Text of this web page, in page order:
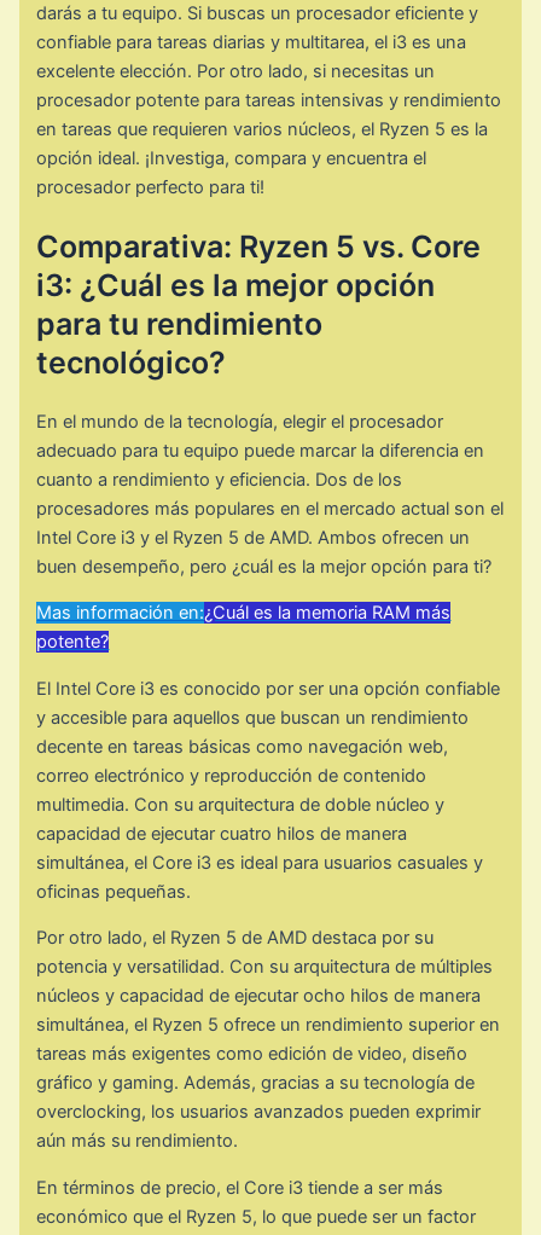
darás a tu equipo. Si buscas un procesador eficiente y
confiable para tareas diarias y multitarea, el i3 es una
excelente elección. Por otro lado, si necesitas un
procesador potente para tareas intensivas y rendimiento
en tareas que requieren varios núcleos, el Ryzen 5 es la
opción ideal. ¡Investiga, compara y encuentra el
procesador perfecto para ti!
Comparativa: Ryzen 5 vs. Core
i3: ¿Cuál es la mejor opción
para tu rendimiento
tecnológico?
En el mundo de la tecnología, elegir el procesador
adecuado para tu equipo puede marcar la diferencia en
cuanto a rendimiento y eficiencia. Dos de los
procesadores más populares en el mercado actual son el
Intel Core i3 y el Ryzen 5 de AMD. Ambos ofrecen un
buen desempeño, pero ¿cuál es la mejor opción para ti?
Mas información en:¿Cuál es la memoria RAM más
potente?
El Intel Core i3 es conocido por ser una opción confiable
y accesible para aquellos que buscan un rendimiento
decente en tareas básicas como navegación web,
correo electrónico y reproducción de contenido
multimedia. Con su arquitectura de doble núcleo y
capacidad de ejecutar cuatro hilos de manera
simultánea, el Core i3 es ideal para usuarios casuales y
oficinas pequeñas.
Por otro lado, el Ryzen 5 de AMD destaca por su
potencia y versatilidad. Con su arquitectura de múltiples
núcleos y capacidad de ejecutar ocho hilos de manera
simultánea, el Ryzen 5 ofrece un rendimiento superior en
tareas más exigentes como edición de video, diseño
gráfico y gaming. Además, gracias a su tecnología de
overclocking, los usuarios avanzados pueden exprimir
aún más su rendimiento.
En términos de precio, el Core i3 tiende a ser más
económico que el Ryzen 5, lo que puede ser un factor